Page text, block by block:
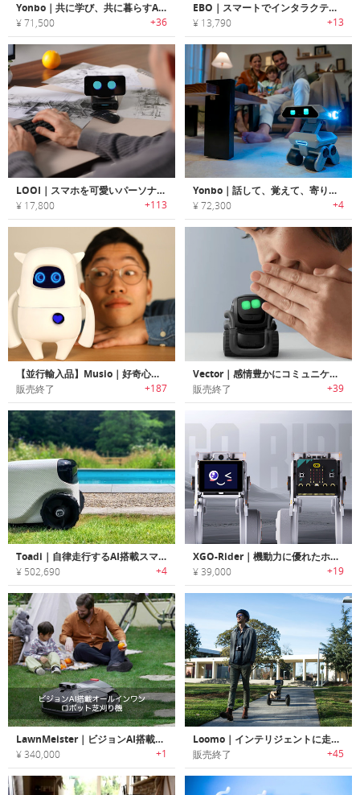
Yonbo｜共に学び、共に暮らすAIロボット
¥ 71,500 +36
EBO｜スマートでインタラクティブなファミリーコンパニオンロボット「エボ」
¥ 13,790 +13
LOOI｜スマホを可愛いパーソナルアシスタントに変身させるロボット
¥ 17,800 +113
Yonbo｜話して、覚えて、寄り添う。記憶力付き感情表現ロボット
¥ 72,300 +4
【並行輸入品】Musio｜好奇心旺盛なかわいいロボット「ミュージオ」
販売終了 +187
Vector｜感情豊かにコミュニケーション可能なホームロボット「ベクター」
販売終了 +39
Toadi｜自律走行するAI搭載スマート芝刈り/草刈りロボット「トーディ」
¥ 502,690 +4
XGO-Rider｜機動力に優れたホイール付きのAI・ロボット
¥ 39,000 +19
LawnMeister｜ビジョンAI搭載オールインワンロボット芝刈り機「ローンマイスター」
¥ 340,000 +1
Loomo｜インテリジェントに走行可能なロボット搭載ミニトランスポーター「ルーモ」
販売終了 +45